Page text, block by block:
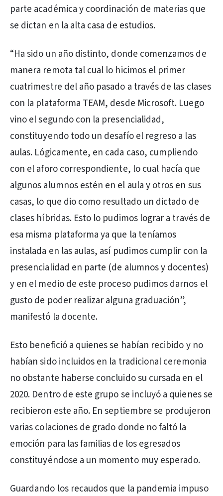
parte académica y coordinación de materias que
se dictan en la alta casa de estudios.
“Ha sido un año distinto, donde comenzamos de
manera remota tal cual lo hicimos el primer
cuatrimestre del año pasado a través de las clases
con la plataforma TEAM, desde Microsoft. Luego
vino el segundo con la presencialidad,
constituyendo todo un desafío el regreso a las
aulas. Lógicamente, en cada caso, cumpliendo
con el aforo correspondiente, lo cual hacía que
algunos alumnos estén en el aula y otros en sus
casas, lo que dio como resultado un dictado de
clases híbridas. Esto lo pudimos lograr a través de
esa misma plataforma ya que la teníamos
instalada en las aulas, así pudimos cumplir con la
presencialidad en parte (de alumnos y docentes)
y en el medio de este proceso pudimos darnos el
gusto de poder realizar alguna graduación”,
manifestó la docente.
Esto benefició a quienes se habían recibido y no
habían sido incluidos en la tradicional ceremonia
no obstante haberse concluido su cursada en el
2020. Dentro de este grupo se incluyó a quienes se
recibieron este año. En septiembre se produjeron
varias colaciones de grado donde no faltó la
emoción para las familias de los egresados
constituyéndose a un momento muy esperado.
Guardando los recaudos que la pandemia impuso